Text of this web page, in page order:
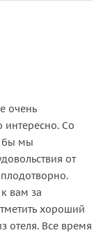
очень
интересно. Со
бы мы
от
вам за
хороший
отеля. Все время